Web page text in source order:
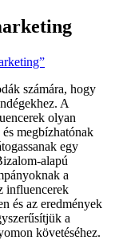
számára, hogy
A
olyan
megbízhatónak
egy
alapú
a
influencerek
és az eredmények
a
követéséhez.